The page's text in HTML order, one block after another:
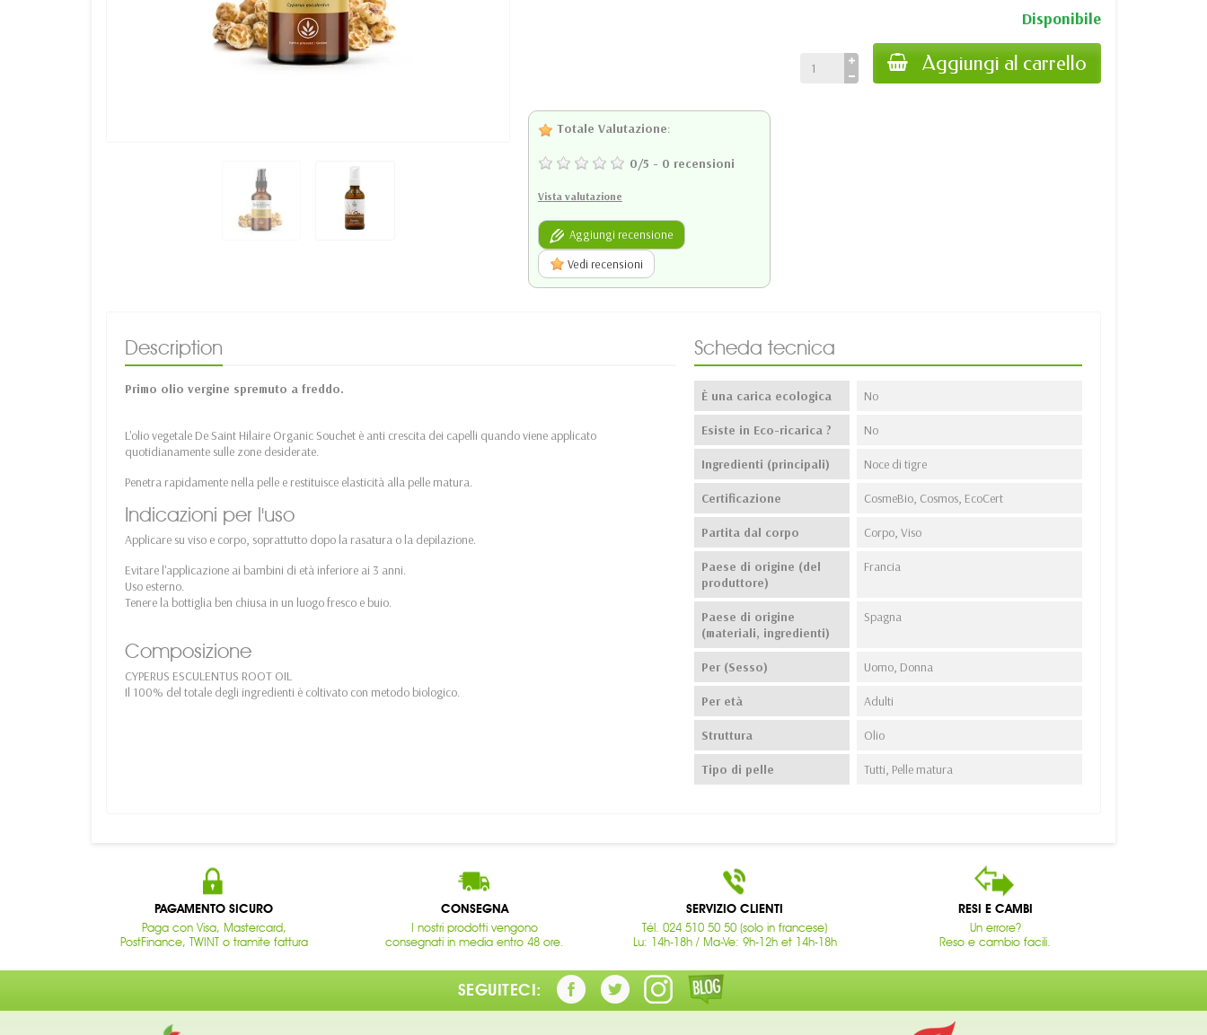
Disponibile
Aggiungi al carrello
Totale Valutazione:
0/5 - 0 recensioni
Vista valutazione
Aggiungi recensione
Vedi recensioni
Description
Primo olio vergine spremuto a freddo.
L'olio vegetale De Saint Hilaire Organic Souchet è anti crescita dei capelli quando viene applicato
quotidianamente sulle zone desiderate.
Penetra rapidamente nella pelle e restituisce elasticità alla pelle matura.
Indicazioni per l'uso
Applicare su viso e corpo, soprattutto dopo la rasatura o la depilazione.
Evitare l'applicazione ai bambini di età inferiore ai 3 anni.
Uso esterno.
Tenere la bottiglia ben chiusa in un luogo fresco e buio.
Composizione
CYPERUS ESCULENTUS ROOT OIL
Il 100% del totale degli ingredienti è coltivato con metodo biologico.
Scheda tecnica
È una carica ecologica No
Esiste in Eco-ricarica ? No
Ingredienti (principali) Noce di tigre
Certificazione CosmeBio, Cosmos, EcoCert
Partita dal corpo Corpo, Viso
Paese di origine (del
produttore)
Francia
Paese di origine
(materiali, ingredienti)
Spagna
Per (Sesso) Uomo, Donna
Per età Adulti
Struttura Olio
Tipo di pelle Tutti, Pelle matura
PAGAMENTO SICURO
Paga con Visa, Mastercard,
PostFinance, TWINT o tramite fattura
CONSEGNA
I nostri prodotti vengono
consegnati in media entro 48 ore.
SERVIZIO CLIENTI
Tél. 024 510 50 50 (solo in francese)
Lu: 14h-18h / Ma-Ve: 9h-12h et 14h-18h
RESI E CAMBI
Un errore?
Reso e cambio facili.
SEGUITECI: